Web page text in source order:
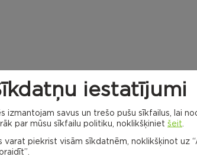
pilsēta
Dricānu
iestatījumi
izmantojam savus un trešo pušu sīkfailus, lai
par mūsu sīkfailu politiku, noklikšķiniet šeit
varat piekrist visām sīkdatnēm, noklikšķinot uz